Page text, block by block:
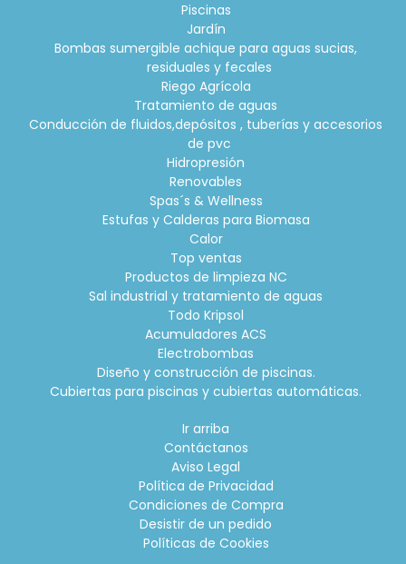
Piscinas
Jardín
Bombas sumergible achique para aguas sucias,
residuales y fecales
Riego Agrícola
Tratamiento de aguas
Conducción de fluidos,depósitos , tuberías y accesorios
de pvc
Hidropresión
Renovables
Spas´s & Wellness
Estufas y Calderas para Biomasa
Calor
Top ventas
Productos de limpieza NC
Sal industrial y tratamiento de aguas
Todo Kripsol
Acumuladores ACS
Electrobombas
Diseño y construcción de piscinas.
Cubiertas para piscinas y cubiertas automáticas.
Ir arriba
Contáctanos
Aviso Legal
Política de Privacidad
Condiciones de Compra
Desistir de un pedido
Políticas de Cookies